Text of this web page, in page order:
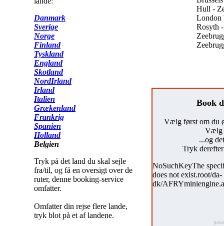
Danmark
Sverige
Norge
Finland
Tyskland
England
Skotland
NordIrland
Irland
Italien
Grækenland
Frankrig
Spanien
Holland
Belgien
Tryk på det land du skal sejle
fra/til, og få en oversigt over de
ruter, denne booking-service
omfatter.
Omfatter din rejse flere lande,
tryk blot på et af landene.
Hull -
London
Rosyth
Book
Vælg først om du
Vælg
...og
Tryk